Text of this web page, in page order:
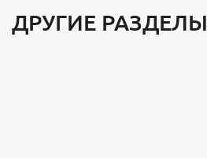
ДРУГИЕ РАЗДЕЛЫ